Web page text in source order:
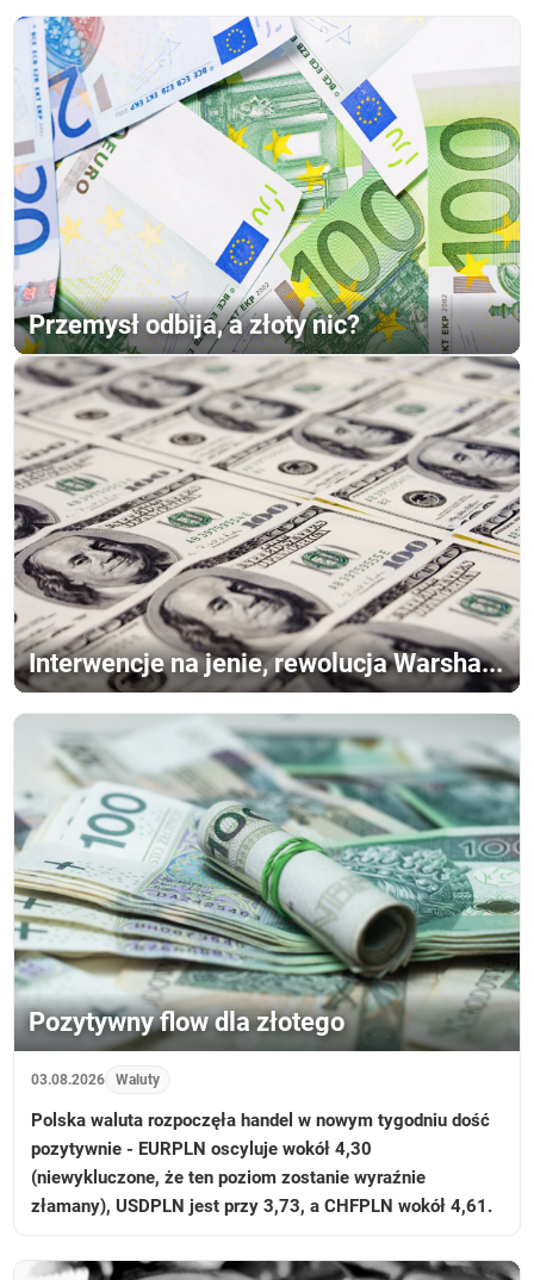
Przemysł odbija, a złoty nic?
Interwencje na jenie, rewolucja Warsha...
Pozytywny flow dla złotego
03.08.2026 Waluty
Polska waluta rozpoczęła handel w nowym tygodniu dość
pozytywnie - EURPLN oscyluje wokół 4,30
(niewykluczone, że ten poziom zostanie wyraźnie
złamany), USDPLN jest przy 3,73, a CHFPLN wokół 4,61.